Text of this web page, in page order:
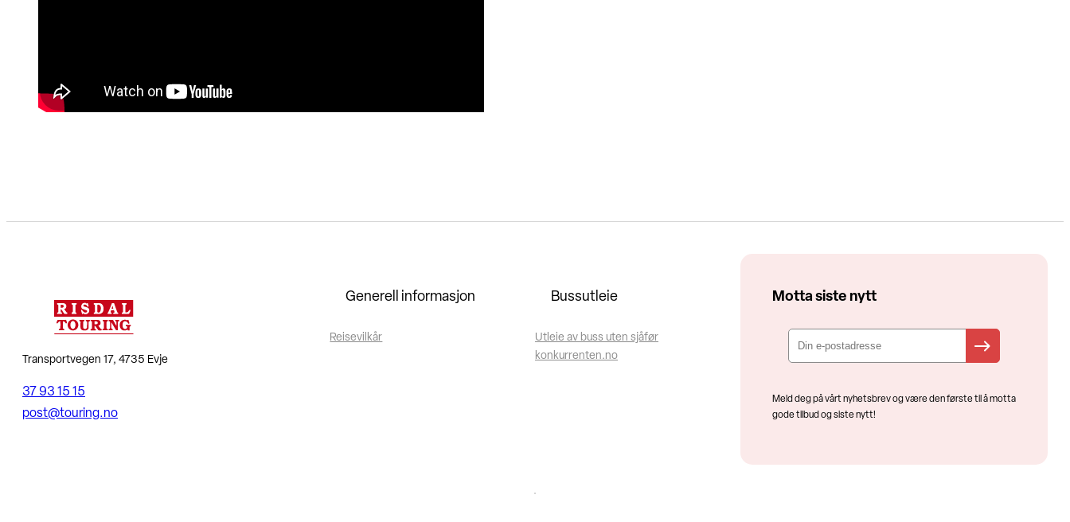
Transportvegen 17, 4735 Evje
37 93 15 15
post@touring.no
Generell informasjon
Reisevilkår
Bussutleie
Utleie av buss uten sjåfør
konkurrenten.no
Motta siste nytt
Meld deg på vårt nyhetsbrev og være den første til å motta
gode tilbud og siste nytt!